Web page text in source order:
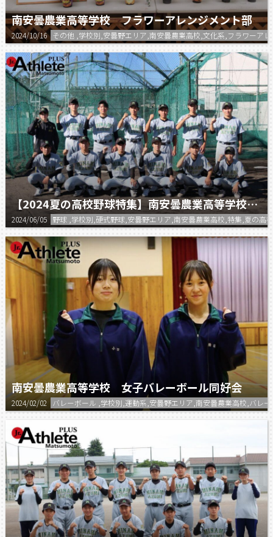
南安曇農業高等学校 フラワーアレンジメント部
2024/10/16 その他 ,学校別,安曇野エリア,南安曇農業高校,文化系,フラワーア
【2024夏の高校野球特集】南安曇農業高等学校 野球部
2024/06/05 野球 ,学校別,硬式野球,安曇野エリア,南安曇農業高校,特集,夏の高
南安曇農業高等学校 女子バレーボール同好会
2024/02/02 バレーボール ,学校別,運動系,安曇野エリア,南安曇農業高校,バレ